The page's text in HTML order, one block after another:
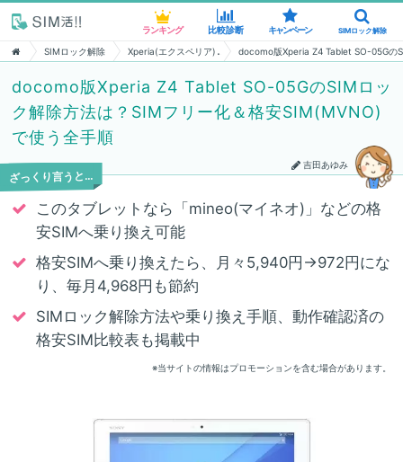
ランキング 比較診断 キャンペーン SIMロック解除
SIMロック解除 Xperia(エクスペリア) docomo版Xperia Z4 Tablet SO-05Gの
docomo版Xperia Z4 Tablet SO-05GのSIMロッ
ク解除方法は？SIMフリー化＆格安SIM(MVNO)
で使う全手順
吉田あゆみ
ざっくり言うと…
このタブレットなら「mineo(マイネオ)」などの格
安SIMへ乗り換え可能
格安SIMへ乗り換えたら、月々5,940円→972円にな
り、毎月4,968円も節約
SIMロック解除方法や乗り換え手順、動作確認済の
格安SIM比較表も掲載中
※当サイトの情報はプロモーションを含む場合があります。
ランキング 比較診断 キャンペーン SIMロック解除